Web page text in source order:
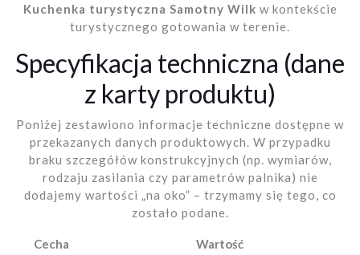
Kuchenka turystyczna Samotny Wilk w kontekście
turystycznego gotowania w terenie.
Specyfikacja techniczna (dane
z karty produktu)
Poniżej zestawiono informacje techniczne dostępne w
przekazanych danych produktowych. W przypadku
braku szczegółów konstrukcyjnych (np. wymiarów,
rodzaju zasilania czy parametrów palnika) nie
dodajemy wartości „na oko” – trzymamy się tego, co
zostało podane.
Cecha
Wartość